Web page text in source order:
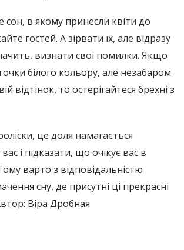
в якому принесли квіти до
гостей. А зірвати їх, але відразу
визнати свої помилки. Якщо
білого кольору, але незабаром
відтінок, то остерігайтеся брехні з
це доля намагається
і підказати, що очікує вас в
варто з відповідальністю
сну, де присутні ці прекрасні
Віра Дробная